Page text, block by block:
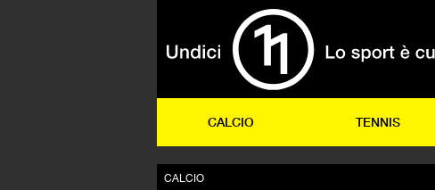
CALCIO TENNIS
CALCIO